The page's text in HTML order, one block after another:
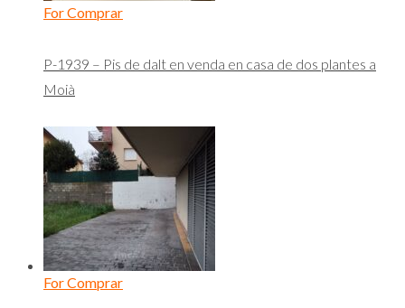
For Comprar
P-1939 – Pis de dalt en venda en casa de dos plantes a
Moià
For Comprar